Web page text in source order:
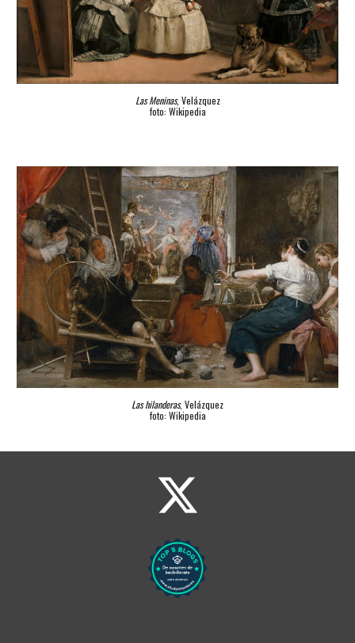
Las Meninas, Velázquez
foto: Wikipedia
Las hilanderas, Velázquez
foto: Wikipedia